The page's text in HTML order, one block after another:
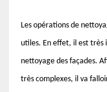
Les opérations de
utiles. En effet, il est très
nettoyage des façades.
très complexes, il va